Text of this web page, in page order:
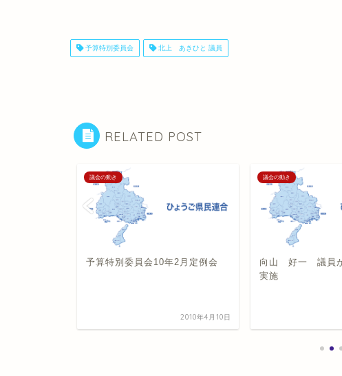
予算特別委員会 北上 あきひと 議員
RELATED POST
議会の動き
予算特別委員会10年2月定例会
2010年4月10日
議会の動き
向山 好一 議員
実施